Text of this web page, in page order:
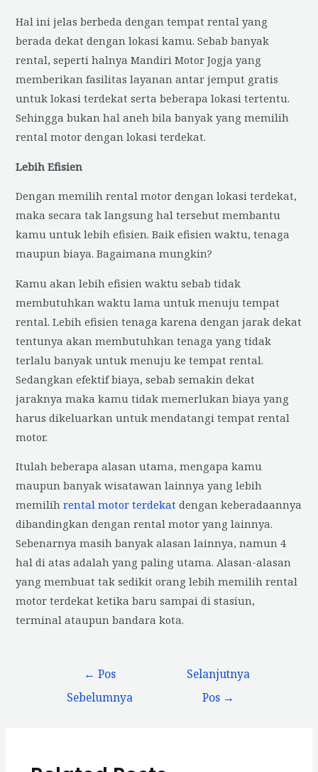
Hal ini jelas berbeda dengan tempat rental yang
berada dekat dengan lokasi kamu. Sebab banyak
rental, seperti halnya Mandiri Motor Jogja yang
memberikan fasilitas layanan antar jemput gratis
untuk lokasi terdekat serta beberapa lokasi tertentu.
Sehingga bukan hal aneh bila banyak yang memilih
rental motor dengan lokasi terdekat.
Lebih Efisien
Dengan memilih rental motor dengan lokasi terdekat,
maka secara tak langsung hal tersebut membantu
kamu untuk lebih efisien. Baik efisien waktu, tenaga
maupun biaya. Bagaimana mungkin?
Kamu akan lebih efisien waktu sebab tidak
membutuhkan waktu lama untuk menuju tempat
rental. Lebih efisien tenaga karena dengan jarak dekat
tentunya akan membutuhkan tenaga yang tidak
terlalu banyak untuk menuju ke tempat rental.
Sedangkan efektif biaya, sebab semakin dekat
jaraknya maka kamu tidak memerlukan biaya yang
harus dikeluarkan untuk mendatangi tempat rental
motor.
Itulah beberapa alasan utama, mengapa kamu
maupun banyak wisatawan lainnya yang lebih
memilihrental motor terdekat dengan keberadaannya
dibandingkan dengan rental motor yang lainnya.
Sebenarnya masih banyak alasan lainnya, namun 4
hal di atas adalah yang paling utama. Alasan-alasan
yang membuat tak sedikit orang lebih memilih rental
motor terdekat ketika baru sampai di stasiun,
terminal ataupun bandara kota.
← Pos
Sebelumnya
Selanjutnya
Pos →